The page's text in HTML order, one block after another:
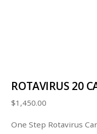
ROTAVIRUS 20
$1,450.00
One Step Rotavirus